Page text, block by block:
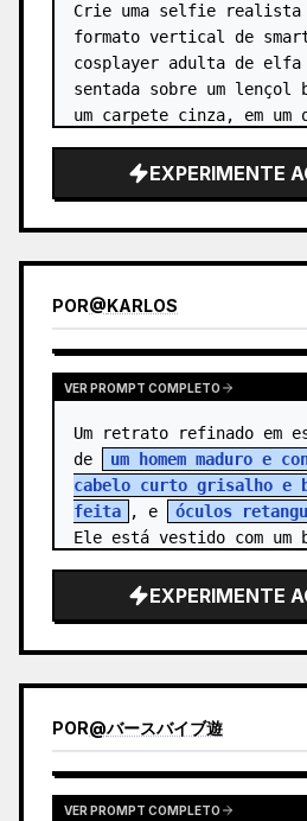
Crie uma selfie realista
formato vertical de
cosplayer adulta de
sentada sobre um lençol
um carpete cinza, em um
{argument name="character
default=…
EXPERIMENTE
POR@KARLOS
VER PROMPT COMPLETO
Um retrato refinado em
de
um homem maduro e
cabelo curto grisalho e
feita
, e óculos
Ele está vestido com um
EXPERIMENTE
POR@バースバイブ遊
VER PROMPT COMPLETO